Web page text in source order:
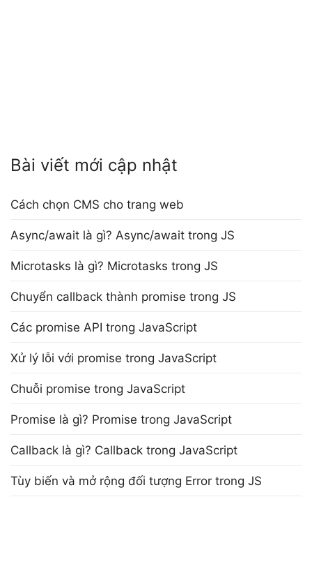
Bài viết mới cập nhật
Cách chọn CMS cho trang web
Async/await là gì? Async/await trong JS
Microtasks là gì? Microtasks trong JS
Chuyển callback thành promise trong JS
Các promise API trong JavaScript
Xử lý lỗi với promise trong JavaScript
Chuỗi promise trong JavaScript
Promise là gì? Promise trong JavaScript
Callback là gì? Callback trong JavaScript
Tùy biến và mở rộng đối tượng Error trong JS